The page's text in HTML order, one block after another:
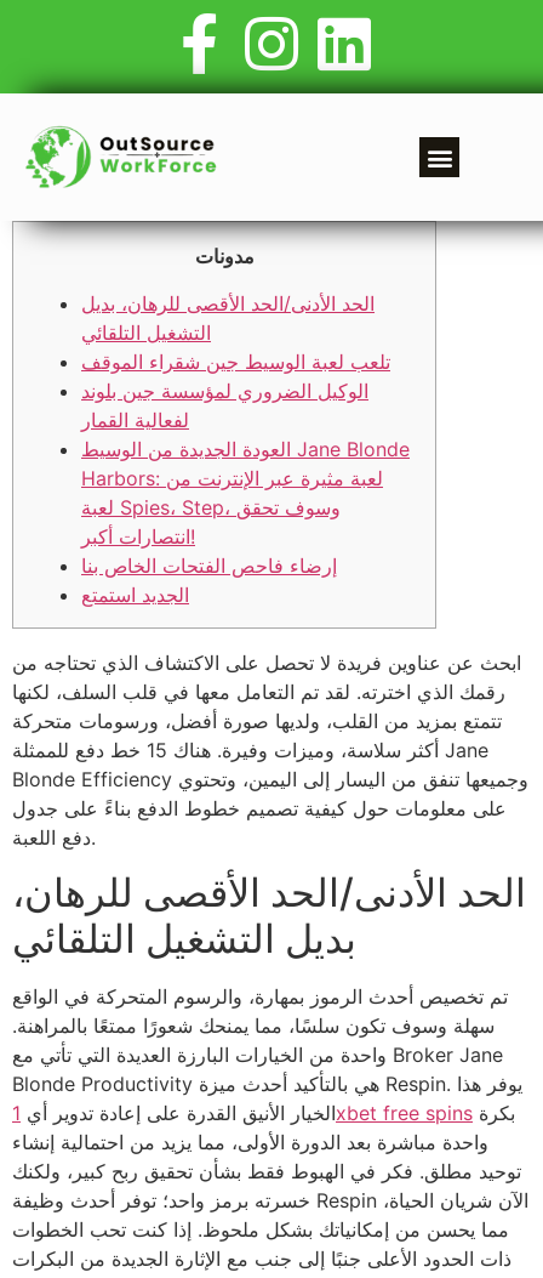
مدونات
الحد الأدنى/الحد الأقصى للرهان، بديل
التشغيل التلقائي
تلعب لعبة الوسيط جين شقراء الموقف
الوكيل الضروري لمؤسسة جين بلوند
لفعالية القمار
العودة الجديدة من الوسيط Jane Blonde
Harbors: لعبة مثيرة عبر الإنترنت من
لعبة Spies، Step، وسوف تحقق
انتصارات أكبر!
إرضاء فاحص الفتحات الخاص بنا
الجديد استمتع
ابحث عن عناوين فريدة لا تحصل على الاكتشاف الذي تحتاجه من
رقمك الذي اخترته. لقد تم التعامل معها في قلب السلف، لكنها
تتمتع بمزيد من القلب، ولديها صورة أفضل، ورسومات متحركة
أكثر سلاسة، وميزات وفيرة.
هناك 15 خط دفع للممثلة Jane
Blonde Efficiency وجميعها تنفق من اليسار إلى اليمين، وتحتوي
على معلومات حول كيفية تصميم خطوط الدفع بناءً على جدول
دفع اللعبة.
الحد الأدنى/الحد الأقصى للرهان،
بديل التشغيل التلقائي
تم تخصيص أحدث الرموز بمهارة، والرسوم المتحركة في الواقع
سهلة وسوف تكون سلسًا، مما يمنحك شعورًا ممتعًا بالمراهنة.
واحدة من الخيارات البارزة العديدة التي تأتي مع Broker Jane
Blonde Productivity هي بالتأكيد أحدث ميزة Respin. يوفر هذا
الخيار الأنيق القدرة على إعادة تدوير أي1xbet free spins
واحدة مباشرة بعد الدورة الأولى، مما يزيد من احتمالية إنشاء
توحيد مطلق. فكر في الهبوط فقط بشأن تحقيق ربح كبير، ولكنك
خسرته برمز واحد؛ توفر أحدث وظيفة Respin الآن شريان الحياة،
مما يحسن من إمكانياتك بشكل ملحوظ. إذا كنت تحب الخطوات
ذات الحدود الأعلى جنبًا إلى جنب مع الإثارة الجديدة من البكرات